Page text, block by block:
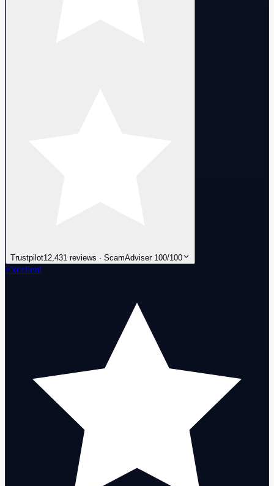
Trustpilot12,431 reviews · ScamAdviser 100/100
Excellent